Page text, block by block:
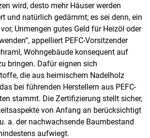
wird, desto mehr Häuser werden
und natürlich gedämmt; es sei denn, ein
Unmengen gutes Geld für Heizöl oder
appelliert PEFC-Vorsitzender
Wohngebäude konsequent auf
bringen. Dafür eignen sich
die aus heimischem Nadelholz
bei führenden Herstellern aus PEFC-
stammt. Die Zertifizierung stellt sicher,
von Anfang an berücksichtigt
a. der nachwachsende Baumbestand
aufwiegt.